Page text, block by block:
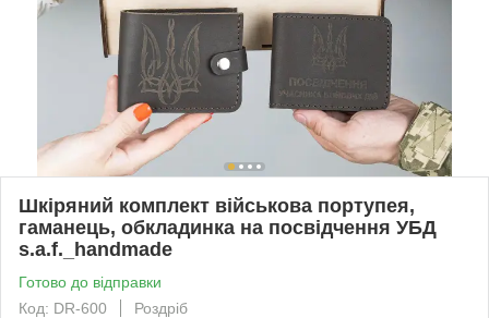
Шкіряний комплект військова портупея,
гаманець, обкладинка на посвідчення УБД
s.a.f._handmade
Готово до відправки
Код: DR-600
Роздріб